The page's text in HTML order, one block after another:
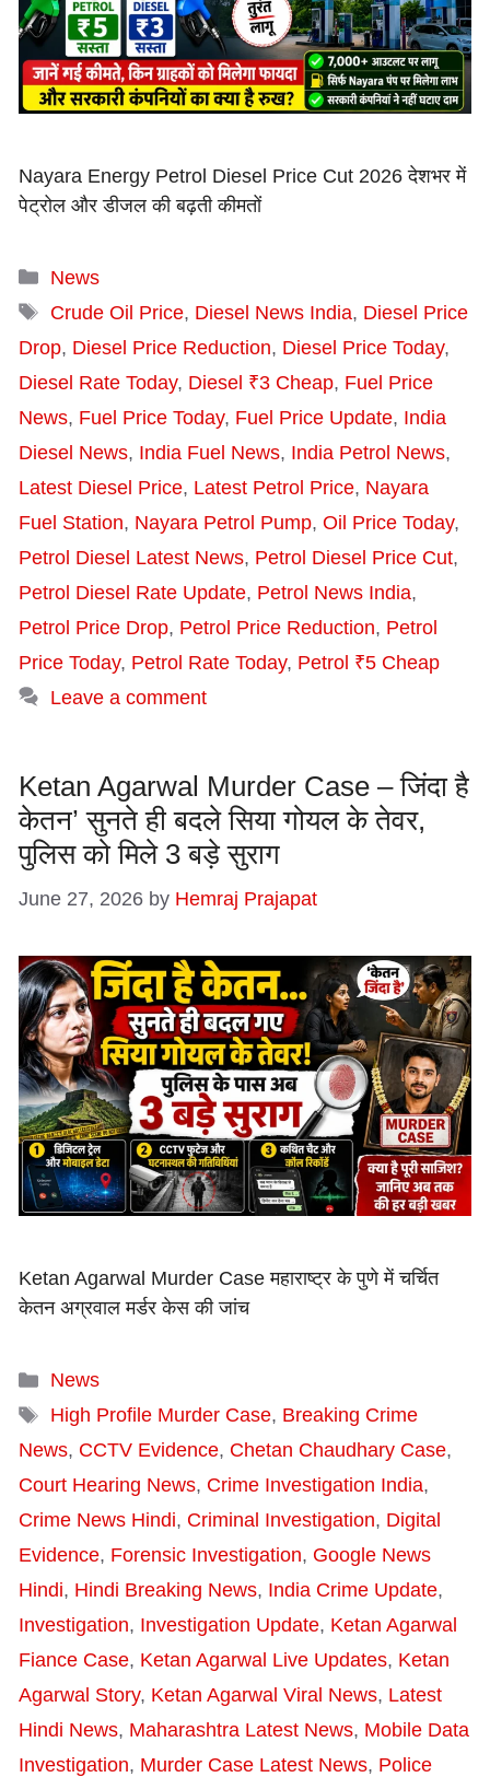
Nayara Energy Petrol Diesel Price Cut 2026 देशभर में
पेट्रोल और डीजल की बढ़ती कीमतों
Categories
News
Tags
Crude Oil Price, Diesel News India, Diesel Price
Drop, Diesel Price Reduction, Diesel Price Today,
Diesel Rate Today, Diesel ₹3 Cheap, Fuel Price
News, Fuel Price Today, Fuel Price Update, India
Diesel News, India Fuel News, India Petrol News,
Latest Diesel Price, Latest Petrol Price, Nayara
Fuel Station, Nayara Petrol Pump, Oil Price Today,
Petrol Diesel Latest News, Petrol Diesel Price Cut,
Petrol Diesel Rate Update, Petrol News India,
Petrol Price Drop, Petrol Price Reduction, Petrol
Price Today, Petrol Rate Today, Petrol ₹5 Cheap
Leave a comment
Ketan Agarwal Murder Case – जिंदा है
केतन’ सुनते ही बदले सिया गोयल के तेवर,
पुलिस को मिले 3 बड़े सुराग
June 27, 2026 by Hemraj Prajapat
Ketan Agarwal Murder Case महाराष्ट्र के पुणे में चर्चित
केतन अग्रवाल मर्डर केस की जांच
Categories
News
Tags
High Profile Murder Case, Breaking Crime
News, CCTV Evidence, Chetan Chaudhary Case,
Court Hearing News, Crime Investigation India,
Crime News Hindi, Criminal Investigation, Digital
Evidence, Forensic Investigation, Google News
Hindi, Hindi Breaking News, India Crime Update,
Investigation, Investigation Update, Ketan Agarwal
Fiance Case, Ketan Agarwal Live Updates, Ketan
Agarwal Story, Ketan Agarwal Viral News, Latest
Hindi News, Maharashtra Latest News, Mobile Data
Investigation, Murder Case Latest News, Police